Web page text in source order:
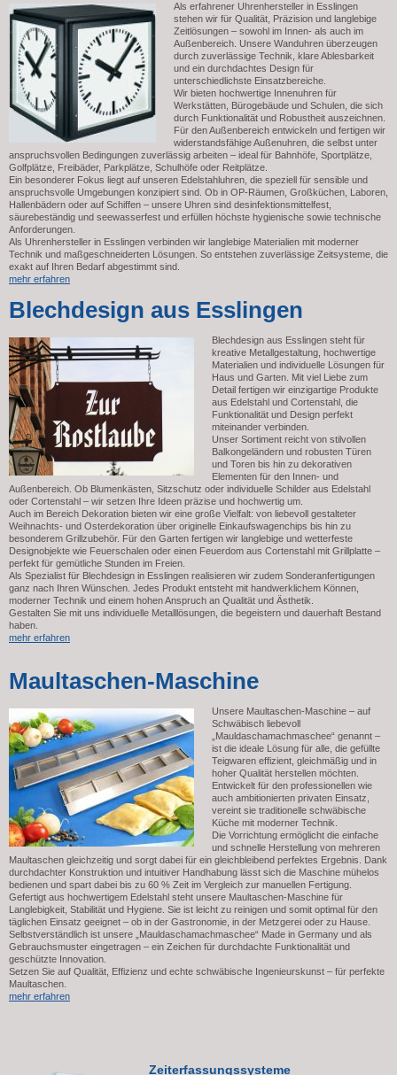
Als erfahrener Uhrenhersteller in Esslingen
stehen wir für Qualität, Präzision und langlebige
Zeitlösungen – sowohl im Innen- als auch im
Außenbereich. Unsere Wanduhren überzeugen
durch zuverlässige Technik, klare Ablesbarkeit
und ein durchdachtes Design für
unterschiedlichste Einsatzbereiche.
Wir bieten hochwertige Innenuhren für
Werkstätten, Bürogebäude und Schulen, die sich
durch Funktionalität und Robustheit auszeichnen.
Für den Außenbereich entwickeln und fertigen wir
widerstandsfähige Außenuhren, die selbst unter
anspruchsvollen Bedingungen zuverlässig arbeiten – ideal für Bahnhöfe, Sportplätze,
Golfplätze, Freibäder, Parkplätze, Schulhöfe oder Reitplätze.
Ein besonderer Fokus liegt auf unseren Edelstahluhren, die speziell für sensible und
anspruchsvolle Umgebungen konzipiert sind. Ob in OP-Räumen, Großküchen, Laboren,
Hallenbädern oder auf Schiffen – unsere Uhren sind desinfektionsmittelfest,
säurebeständig und seewasserfest und erfüllen höchste hygienische sowie technische
Anforderungen.
Als Uhrenhersteller in Esslingen verbinden wir langlebige Materialien mit moderner
Technik und maßgeschneiderten Lösungen. So entstehen zuverlässige Zeitsysteme, die
exakt auf Ihren Bedarf abgestimmt sind.
mehr erfahren
Blechdesign aus Esslingen
Blechdesign aus Esslingen steht für
kreative Metallgestaltung, hochwertige
Materialien und individuelle Lösungen für
Haus und Garten. Mit viel Liebe zum
Detail fertigen wir einzigartige Produkte
aus Edelstahl und Cortenstahl, die
Funktionalität und Design perfekt
miteinander verbinden.
Unser Sortiment reicht von stilvollen
Balkongeländern und robusten Türen
und Toren bis hin zu dekorativen
Elementen für den Innen- und
Außenbereich. Ob Blumenkästen, Sitzschutz oder individuelle Schilder aus Edelstahl
oder Cortenstahl – wir setzen Ihre Ideen präzise und hochwertig um.
Auch im Bereich Dekoration bieten wir eine große Vielfalt: von liebevoll gestalteter
Weihnachts- und Osterdekoration über originelle Einkaufswagenchips bis hin zu
besonderem Grillzubehör. Für den Garten fertigen wir langlebige und wetterfeste
Designobjekte wie Feuerschalen oder einen Feuerdom aus Cortenstahl mit Grillplatte –
perfekt für gemütliche Stunden im Freien.
Als Spezialist für Blechdesign in Esslingen realisieren wir zudem Sonderanfertigungen
ganz nach Ihren Wünschen. Jedes Produkt entsteht mit handwerklichem Können,
moderner Technik und einem hohen Anspruch an Qualität und Ästhetik.
Gestalten Sie mit uns individuelle Metalllösungen, die begeistern und dauerhaft Bestand
haben.
mehr erfahren
Maultaschen-Maschine
Unsere Maultaschen-Maschine – auf
Schwäbisch liebevoll
„Mauldaschamachmaschee“ genannt –
ist die ideale Lösung für alle, die gefüllte
Teigwaren effizient, gleichmäßig und in
hoher Qualität herstellen möchten.
Entwickelt für den professionellen wie
auch ambitionierten privaten Einsatz,
vereint sie traditionelle schwäbische
Küche mit moderner Technik.
Die Vorrichtung ermöglicht die einfache
und schnelle Herstellung von mehreren
Maultaschen gleichzeitig und sorgt dabei für ein gleichbleibend perfektes Ergebnis. Dank
durchdachter Konstruktion und intuitiver Handhabung lässt sich die Maschine mühelos
bedienen und spart dabei bis zu 60 % Zeit im Vergleich zur manuellen Fertigung.
Gefertigt aus hochwertigem Edelstahl steht unsere Maultaschen-Maschine für
Langlebigkeit, Stabilität und Hygiene. Sie ist leicht zu reinigen und somit optimal für den
täglichen Einsatz geeignet – ob in der Gastronomie, in der Metzgerei oder zu Hause.
Selbstverständlich ist unsere „Mauldaschamachmaschee“ Made in Germany und als
Gebrauchsmuster eingetragen – ein Zeichen für durchdachte Funktionalität und
geschützte Innovation.
Setzen Sie auf Qualität, Effizienz und echte schwäbische Ingenieurskunst – für perfekte
Maultaschen.
mehr erfahren
Zeiterfassungssysteme